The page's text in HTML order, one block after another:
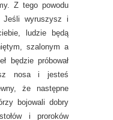
Z tego powodu
wyruszysz i
ludzie będą
szalonym a
będzie próbował
nosa i jesteś
że następne
bojowali dobry
i proroków